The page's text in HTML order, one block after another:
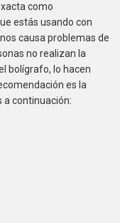
como
estás usando con
causa problemas de
no realizan la
bolígrafo, lo hacen
es la
a continuación: